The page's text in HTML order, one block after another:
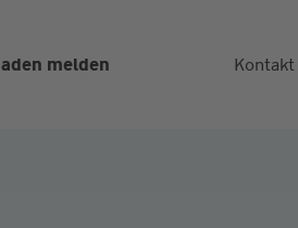
melden Kontakt